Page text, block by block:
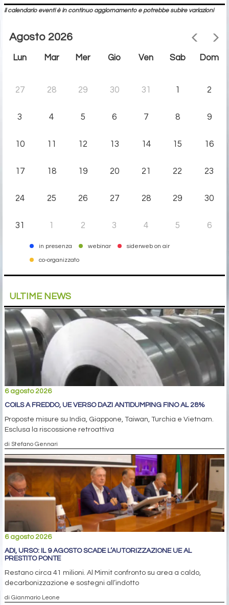
il calendario eventi è in continuo aggiornamento e potrebbe subire variazioni
Agosto 2026
Lun Mar Mer Gio Ven Sab Dom
27 28 29 30 31 1 2
3 4 5 6 7 8 9
10 11 12 13 14 15 16
17 18 19 20 21 22 23
24 25 26 27 28 29 30
31 1 2 3 4 5 6
in presenza webinar siderweb on air
co-organizzato
ULTIME NEWS
6 agosto 2026
COILS A FREDDO, UE VERSO DAZI ANTIDUMPING FINO AL 28%
Proposte misure su India, Giappone, Taiwan, Turchia e Vietnam.
Esclusa la riscossione retroattiva
di Stefano Gennari
6 agosto 2026
ADI, URSO: IL 9 AGOSTO SCADE L’AUTORIZZAZIONE UE AL
PRESTITO PONTE
Restano circa 41 milioni. Al Mimit confronto su area a caldo,
decarbonizzazione e sostegni all’indotto
di Gianmario Leone